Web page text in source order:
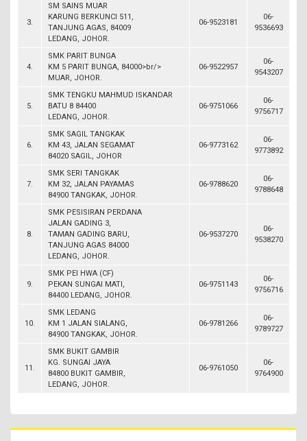
3.
SM SAINS MUAR
KARUNG BERKUNCI 511,
TANJUNG AGAS, 84009
LEDANG, JOHOR.
06-9523181
06-
9536693
4.
SMK PARIT BUNGA
KM 5 PARIT BUNGA, 84000>br/>
MUAR, JOHOR.
06-9522957
06-
9543207
5.
SMK TENGKU MAHMUD ISKANDAR
BATU 8 84400
LEDANG, JOHOR.
06-9751066
06-
9756717
6.
SMK SAGIL TANGKAK
KM 43, JALAN SEGAMAT
84020 SAGIL, JOHOR
06-9773162
06-
9773892
7.
SMK SERI TANGKAK
KM 32, JALAN PAYAMAS
84900 TANGKAK, JOHOR.
06-9788620
06-
9788648
8.
SMK PESISIRAN PERDANA
JALAN GADING 3,
TAMAN GADING BARU,
TANJUNG AGAS 84000
LEDANG, JOHOR.
06-9537270
06-
9538270
9.
SMK PEI HWA (CF)
PEKAN SUNGAI MATI,
84400 LEDANG, JOHOR.
06-9751143
06-
9756716
10.
SMK LEDANG
KM 1 JALAN SIALANG,
84900 TANGKAK, JOHOR.
06-9781266
06-
9789727
11.
SMK BUKIT GAMBIR
KG. SUNGAI JAYA
84800 BUKIT GAMBIR,
LEDANG, JOHOR.
06-9761050
06-
9764900